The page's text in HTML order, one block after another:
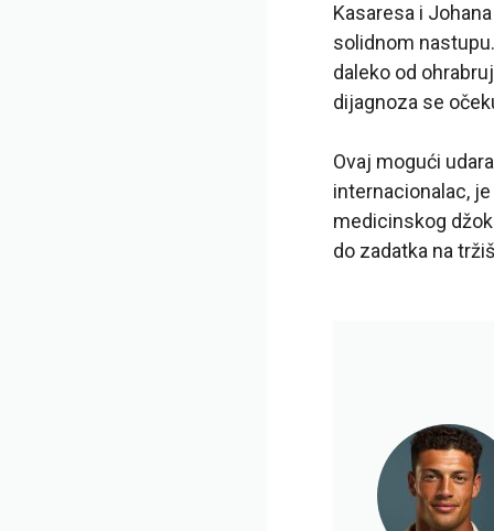
Kasaresa i
solidnom
daleko od
dijagnoza se
Ovaj mogući
internacionalac,
medicinskog
do zadatka na